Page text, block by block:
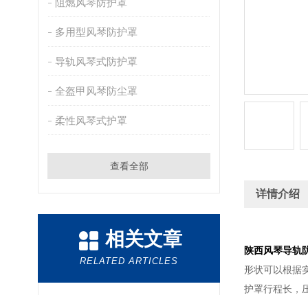
阻燃风琴防护罩
多用型风琴防护罩
导轨风琴式防护罩
全盔甲风琴防尘罩
柔性风琴式护罩
查看全部
相关文章
RELATED ARTICLES
详情介绍
陕西风琴导轨
形状可以根据
护罩行程长，